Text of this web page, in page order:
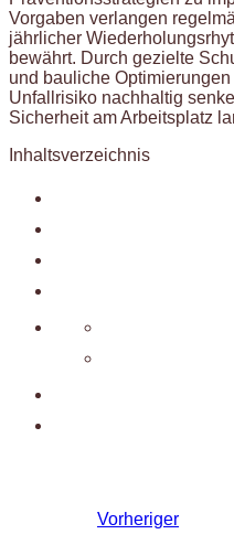
Vorgaben verlangen
jährlicher
bewährt. Durch gezielte
und bauliche
Unfallrisiko nachhaltig
Sicherheit am Arbeitsplatz
Inhaltsverzeichnis
Vorheriger